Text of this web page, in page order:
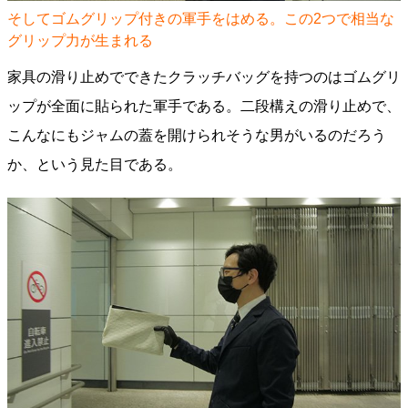
そしてゴムグリップ付きの軍手をはめる。この2つで相当な
グリップ力が生まれる
家具の滑り止めでできたクラッチバッグを持つのはゴムグリ
ップが全面に貼られた軍手である。二段構えの滑り止めで、
こんなにもジャムの蓋を開けられそうな男がいるのだろう
か、という見た目である。